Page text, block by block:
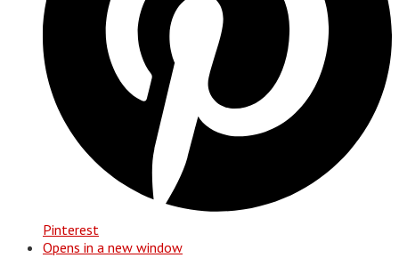
Pinterest
Opens in a new window